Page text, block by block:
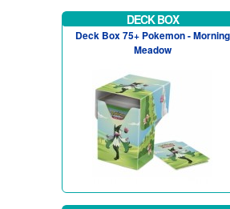
DECK BOX
Deck Box 75+ Pokemon - Morning
Meadow